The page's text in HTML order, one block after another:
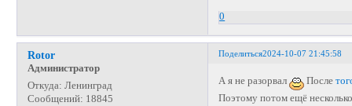
0
Поделиться2024-10-07 21:45:58
Rotor
Администратор
Откуда: Ленинград
Сообщений: 18845
А я не разорвал После
Поэтому потом ещё